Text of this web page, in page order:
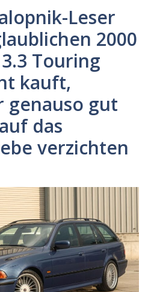
Leser
2000
Touring
kauft,
genauso gut
das
verzichten